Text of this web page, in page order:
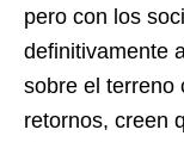
pero con los
definitivamente
sobre el terreno
retornos, creen